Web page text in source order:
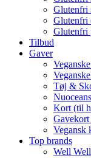
Glutenfri
Glutenfri
Glutenfri
Tilbud
Gaver
Tøj &
Kort (til
Vegansk
Top brands
Well Well